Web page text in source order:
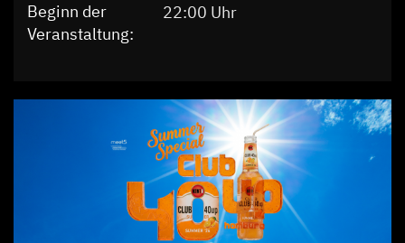
Beginn der
Veranstaltung:
22:00 Uhr